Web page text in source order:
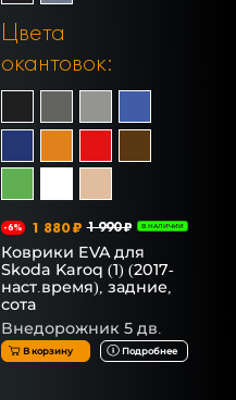
Цвета
окантовок:
-6% 1 880 ₽ 1 990 ₽ В НАЛИЧИИ
Коврики EVA для
Skoda Karoq (1) (2017-
наст.время), задние,
сота
Внедорожник 5 дв.
В корзину Подробнее